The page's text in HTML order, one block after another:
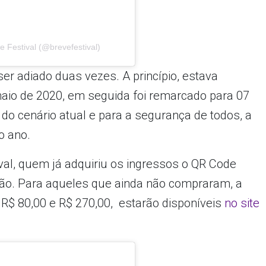
Festival (@brevefestival)
adiado duas vezes. A princípio, estava
de 2020, em seguida foi remarcado para 07
cenário atual e para a segurança de todos, a
ano.
quem já adquiriu os ingressos o QR Code
Para aqueles que ainda não compraram, a
80,00 e R$ 270,00, estarão disponíveis no site